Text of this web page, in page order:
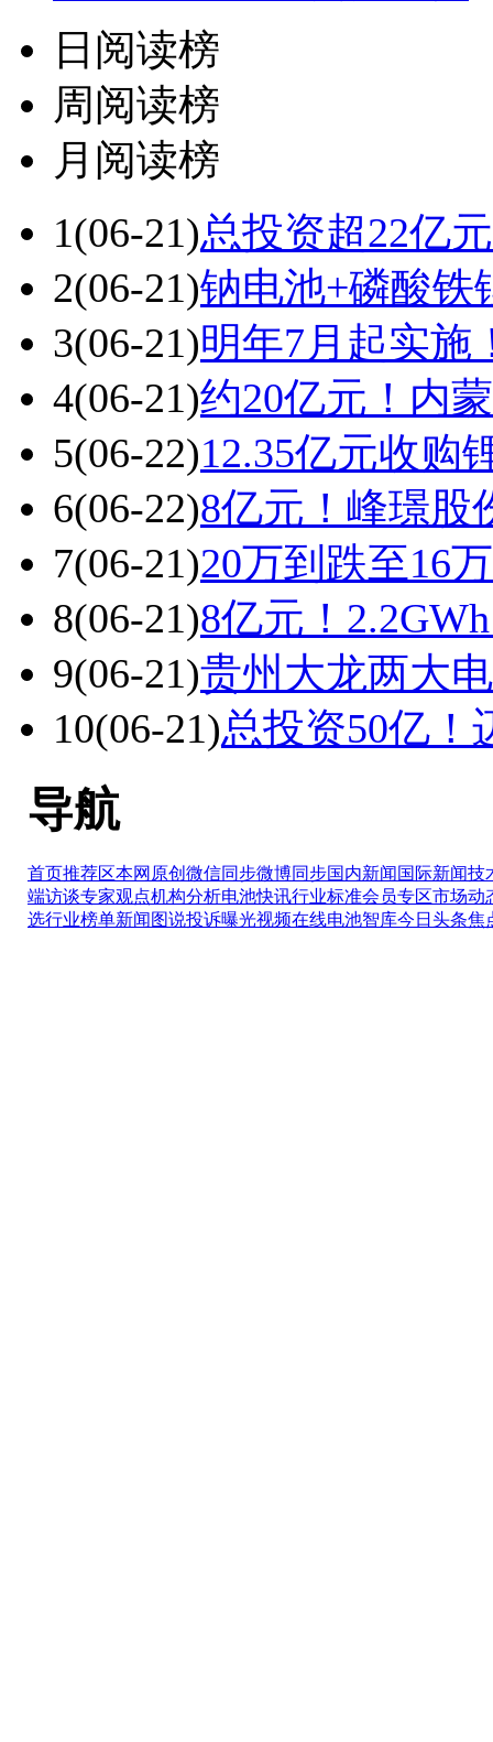
日阅读榜
周阅读榜
月阅读榜
1(06-21)总投资超22亿
2(06-21)钠电池+磷酸铁
3(06-21)明年7月起实施
4(06-21)约20亿元！内
5(06-22)12.35亿元收购
6(06-22)8亿元！峰璟股
7(06-21)20万到跌至16
8(06-21)8亿元！
9(06-21)贵州大龙两大
10(06-21)总投资50亿！
导航
首页推荐区本网原创 微信同步微博同步国内新闻 国际新闻技
端访谈专家观点机构分析电池快讯行业标准会员专区市场动
选行业榜单新闻图说投诉曝光视频在线电池智库今日头条焦